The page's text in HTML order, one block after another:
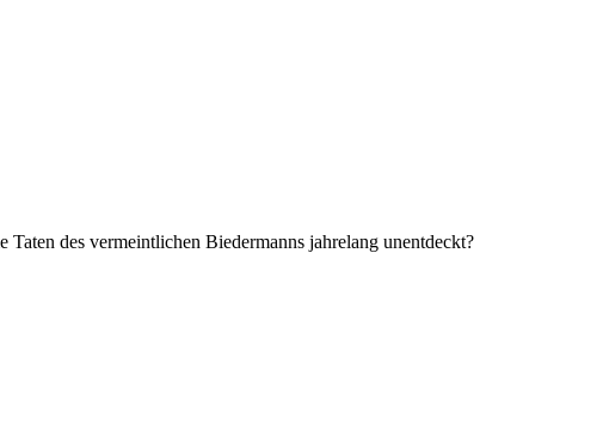
des vermeintlichen Biedermanns jahrelang unentdeckt?